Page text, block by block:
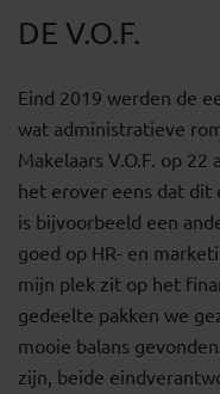
DE V.O.F.
Eind 2019 werden de
wat administratieve
Makelaars V.O.F. op
het erover eens dat dit
is bijvoorbeeld een
goed op HR- en
mijn plek zit op het
gedeelte pakken we
mooie balans
zijn, beide